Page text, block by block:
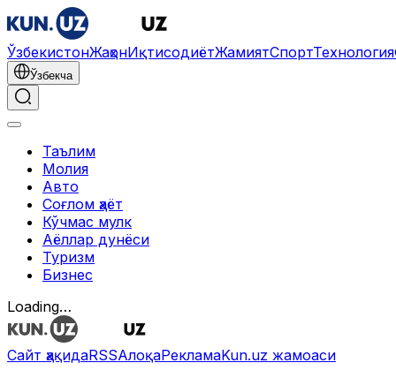
ЎзбекистонЖаҳонИқтисодиётЖамиятСпортТехнология
Ўзбекча
Таълим
Молия
Авто
Соғлом ҳаёт
Кўчмас мулк
Аёллар дунёси
Туризм
Бизнес
Loading…
Сайт ҳақидаRSSАлоқаРекламаKun.uz жамоаси